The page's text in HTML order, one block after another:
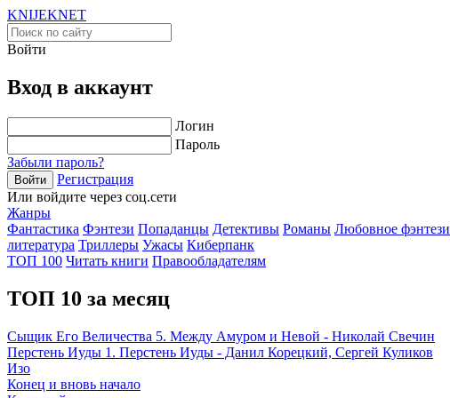
KNIJEKNET
Войти
Вход в аккаунт
Логин
Пароль
Забыли пароль?
Войти
Регистрация
Или войдите через соц.сети
Жанры
Фантастика Фэнтези Попаданцы Детективы Романы Любовное фэнтези
литература Триллеры Ужасы Киберпанк
ТОП 100 Читать книги Правообладателям
ТОП 10 за месяц
Сыщик Его Величества 5. Между Амуром и Невой - Николай Свечин
Перстень Иуды 1. Перстень Иуды - Данил Корецкий, Сергей Куликов
Изо
Конец и вновь начало